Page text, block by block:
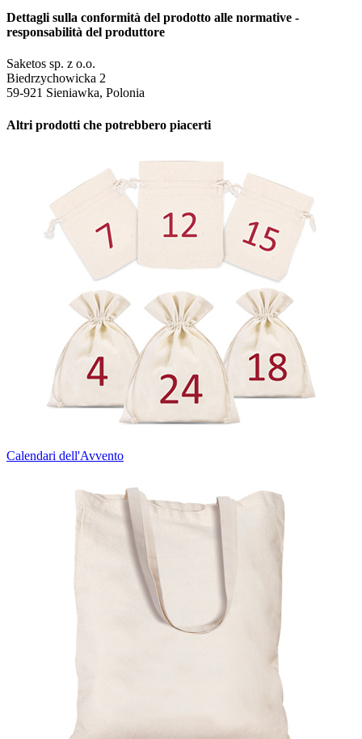
Dettagli sulla conformità del prodotto alle normative -
responsabilità del produttore
Saketos sp. z o.o.
Biedrzychowicka 2
59-921 Sieniawka, Polonia
Altri prodotti che potrebbero piacerti
Calendari dell'Avvento